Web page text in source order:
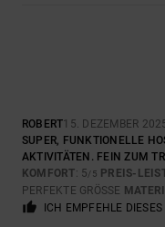
ROBERT15. DEZEMBER
SUPER, FUNKTIONELLE
AKTIVITÄTEN. FEIN ZUM
KOMFORT: 5/5 PREIS-
PERFEKTE GRÖSSE
ICH EMPFEHLE